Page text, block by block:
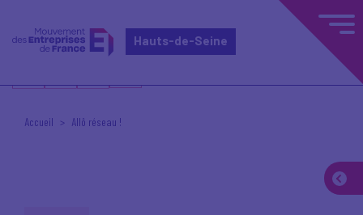
Hauts-de-Seine
Accueil Allô réseau !